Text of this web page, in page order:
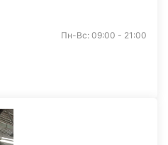
Пн-Вс: 09:00 - 21:00